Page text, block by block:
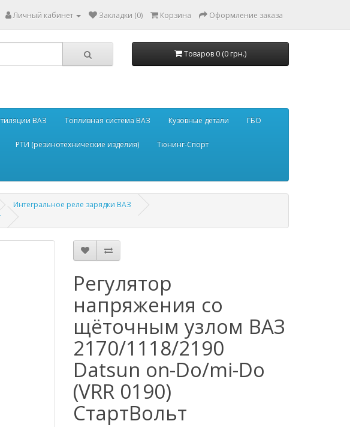
Личный кабинет Закладки (0) Корзина Оформление заказа
Товаров 0 (0 грн.)
ВАЗ Топливная система ВАЗ Кузовные детали ГБО
РТИ (резинотехнические изделия) Тюнинг-Спорт
Интегральное реле зарядки ВАЗ
Регулятор
напряжения со
щёточным узлом ВАЗ
2170/1118/2190
Datsun on-Do/mi-Do
(VRR 0190)
СтартВольт